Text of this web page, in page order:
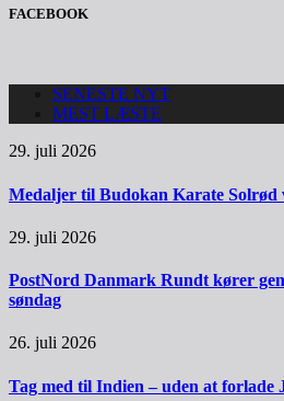
FACEBOOK
SENESTE NYT
MEST LÆSTE
29. juli 2026
Medaljer til Budokan Karate Solrød
29. juli 2026
PostNord Danmark Rundt kører
søndag
26. juli 2026
Tag med til Indien – uden at forlade